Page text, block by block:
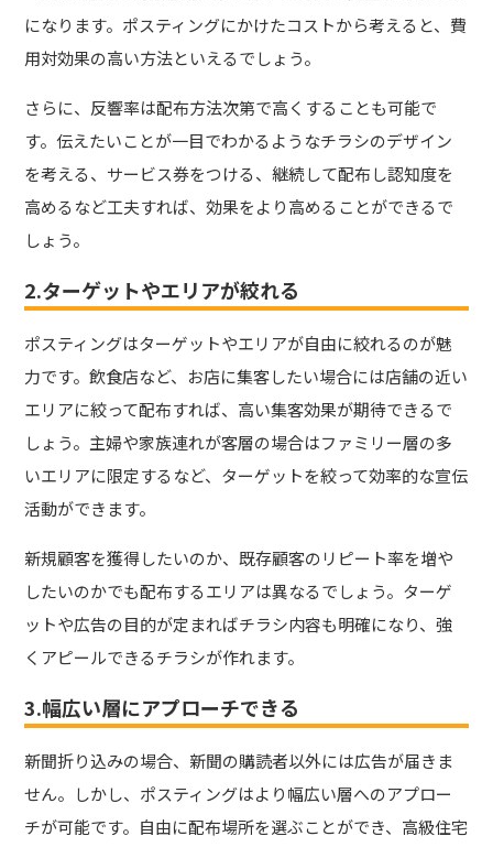
になります。ポスティングにかけたコストから考えると、費
用対効果の高い方法といえるでしょう。
さらに、反響率は配布方法次第で高くすることも可能で
す。伝えたいことが一目でわかるようなチラシのデザイン
を考える、サービス券をつける、継続して配布し認知度を
高めるなど工夫すれば、効果をより高めることができるで
しょう。
2.ターゲットやエリアが絞れる
ポスティングはターゲットやエリアが自由に絞れるのが魅
力です。飲食店など、お店に集客したい場合には店舗の近い
エリアに絞って配布すれば、高い集客効果が期待できるで
しょう。主婦や家族連れが客層の場合はファミリー層の多
いエリアに限定するなど、ターゲットを絞って効率的な宣伝
活動ができます。
新規顧客を獲得したいのか、既存顧客のリピート率を増や
したいのかでも配布するエリアは異なるでしょう。ターゲ
ットや広告の目的が定まればチラシ内容も明確になり、強
くアピールできるチラシが作れます。
3.幅広い層にアプローチできる
新聞折り込みの場合、新聞の購読者以外には広告が届きま
せん。しかし、ポスティングはより幅広い層へのアプロー
チが可能です。自由に配布場所を選ぶことができ、高級住宅